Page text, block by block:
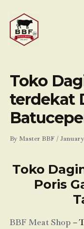
content
Toko
terdekat
By Master BBF /
Toko
Poris
BBF Meat Shop –